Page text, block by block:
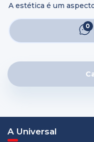
da ...
A estética é um
externos e internos,
Contudo, com o passar
0
A Universal